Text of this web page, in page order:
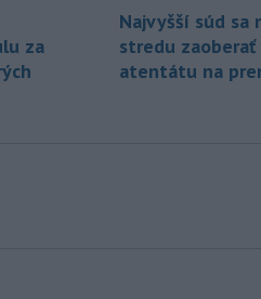
za
Najvyšší súd sa
stredu zaoberať
atentátu na